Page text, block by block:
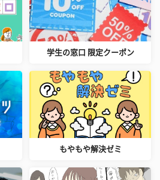
学生の窓口 限定クーポン
もやもや解決ゼミ